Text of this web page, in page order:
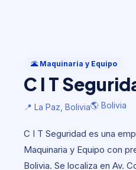
C I T Seguridad
📍 La Paz, Bolivia🌎 Bolivia
🌋 Maquinaria y Equipo
C I T
📍 La Paz, Bolivia🌎 Bolivia
C I T Seguridad es una
Maquinaria y Equipo con
Bolivia. Se localiza en Av.